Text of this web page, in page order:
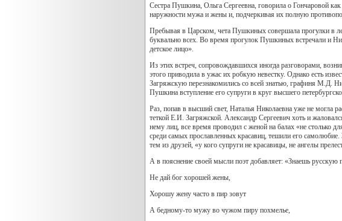
Сестра Пушкина, Ольга Сергеевна, говорила о Гончаровой
наружности мужа и жены и, подчеркивая их полную
Пребывая в Царском, чета Пушкиных совершала прогулки в
буквально всех. Во время прогулок Пушкиных встречали и
детское лицо».
Из этих встреч, сопровождавшихся иногда разговорами,
этого приводила в ужас их робкую невестку. Однако есть
Загряжскую перезнакомились со всей знатью, графиня М.Д.
Пушкина вступление его супруги в круг высшего
Раз, попав в высший свет, Наталья Николаевна уже не могла
теткой Е.И. Загряжской. Александр Сергеевич хоть и
нему лиц, все время проводил с женой на балах «не столько
среди самых прославленных красавиц, тешили его
тем из друзей, «у кого супруги не красавицы, не ангелы
А в пояснение своей мысли поэт добавляет: «Знаешь русскую
Не дай бог хорошей жены,
Хорошу жену часто в пир зовут
А бедному-то мужу во чужом пиру похмелье,